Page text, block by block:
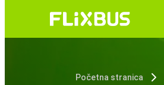
Početna stranica